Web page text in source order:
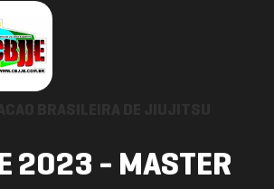
2023 - MASTER